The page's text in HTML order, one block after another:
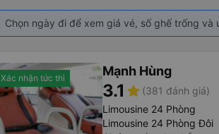
Chọn ngày đi để xem giá vé, số ghế trống và
Xác nhận tức thì Mạnh Hùng
3.1 star (381 đánh giá)
Limousine 24 Phòng
Limousine 24 Phòng Đôi